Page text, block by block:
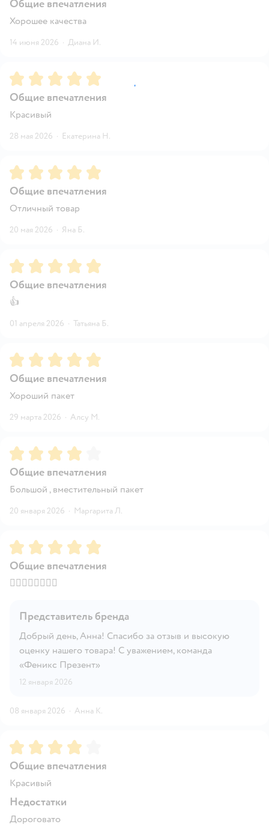
Общие впечатления
Хорошее качества
14 июня 2026 · Диана И.
Рейтинг:5
Общие впечатления
Красивый
28 мая 2026 · Екатерина Н.
Рейтинг:5
Общие впечатления
Отличный товар
20 мая 2026 · Яна Б.
Рейтинг:5
Общие впечатления
👍
01 апреля 2026 · Татьяна Б.
Рейтинг:5
Общие впечатления
Хороший пакет
29 марта 2026 · Алсу М.
Рейтинг:4
Общие впечатления
Большой , вместительный пакет
20 января 2026 · Маргарита Л.
Рейтинг:5
Общие впечатления
👍🏻👍🏻👍🏻👍🏻
Представитель бренда
Добрый день, Анна! Спасибо за отзыв и высокую
оценку нашего товара! С уважением, команда
«Феникс Презент»
12 января 2026
08 января 2026 · Анна К.
Рейтинг:4
Общие впечатления
Красивый
Недостатки
Дороговато